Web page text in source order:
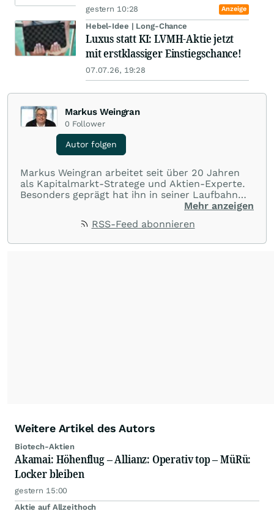
gestern 10:28 Anzeige
Hebel-Idee | Long-Chance
Luxus statt KI: LVMH-Aktie jetzt
mit erstklassiger Einstiegschance!
07.07.26, 19:28
Markus Weingran
0 Follower
Autor folgen
Markus Weingran arbeitet seit über 20 Jahren
als Kapitalmarkt-Stratege und Aktien-Experte.
Besonders geprägt hat ihn in seiner Laufbahn
die langjährige Zusammenarbeit mit dem
Bernecker versucht in jeder Börsenphase, das
Mehr anzeigen
RSS-Feed abonnieren
Weitere Artikel des Autors
Biotech-Aktien
Akamai: Höhenflug – Allianz: Operativ top – MüRü:
Locker bleiben
gestern 15:00
Aktie auf Allzeithoch